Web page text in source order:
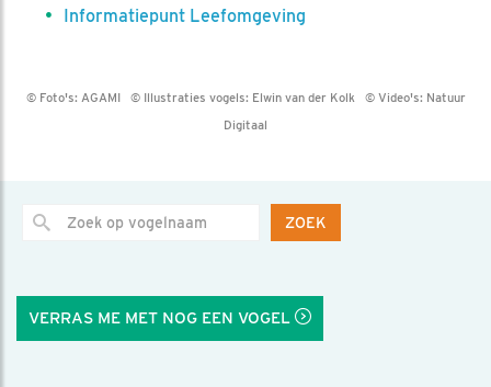
Informatiepunt Leefomgeving
© Foto's: AGAMI© Illustraties vogels: Elwin van der Kolk © Video's: Natuur
Digitaal
ZOEK
VERRAS ME MET NOG EEN VOGEL